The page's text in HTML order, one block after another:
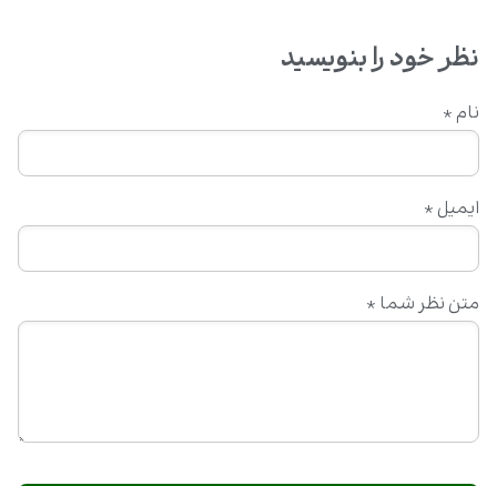
نظر خود را بنویسید
متن نظر شما *
نام *
ایمیل *